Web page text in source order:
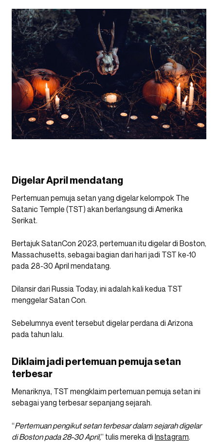
Digelar April mendatang
Pertemuan pemuja setan yang digelar kelompok The
Satanic Temple (TST) akan berlangsung di Amerika
Serikat.
Bertajuk SatanCon 2023, pertemuan itu digelar di Boston,
Massachusetts, sebagai bagian dari hari jadi TST ke-10
pada 28-30 April mendatang.
Dilansir dari Russia Today, ini adalah kali kedua TST
menggelar Satan Con.
Sebelumnya event tersebut digelar perdana di Arizona
pada tahun lalu.
Diklaim jadi pertemuan pemuja setan
terbesar
Menariknya, TST mengklaim pertemuan pemuja setan ini
sebagai yang terbesar sepanjang sejarah.
“Pertemuan pengikut setan terbesar dalam sejarah digelar
di Boston pada 28-30 April,” tulis mereka di Instagram.